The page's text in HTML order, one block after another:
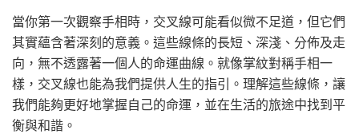
當你第一次觀察手相時，交叉線可能看似微不足道，但它們
其實蘊含著深刻的意義。這些線條的長短、深淺、分佈及走
向，無不透露著一個人的命運曲線。就像掌紋對稱手相一
樣，交叉線也能為我們提供人生的指引。理解這些線條，讓
我們能夠更好地掌握自己的命運，並在生活的旅途中找到平
衡與和諧。